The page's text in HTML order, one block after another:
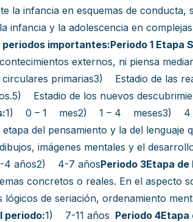
la infancia en esquemas de conducta,
infancia y la adolescencia en
importantes:Periodo 1 Etapa
externos, ni piensa
primarias3) Estadio de las
Estadio de los nuevos
1) 0 – 1 mes2) 1 – 4 meses3) 4
etapa del pensamiento y la del lenguaje
imágenes mentales y el
años2) 4-7 añosPeriodo 3Etapa
concretos o reales. En el aspecto
de seriación, ordenamiento
periodo:1) 7-11 años Periodo 4Etapa